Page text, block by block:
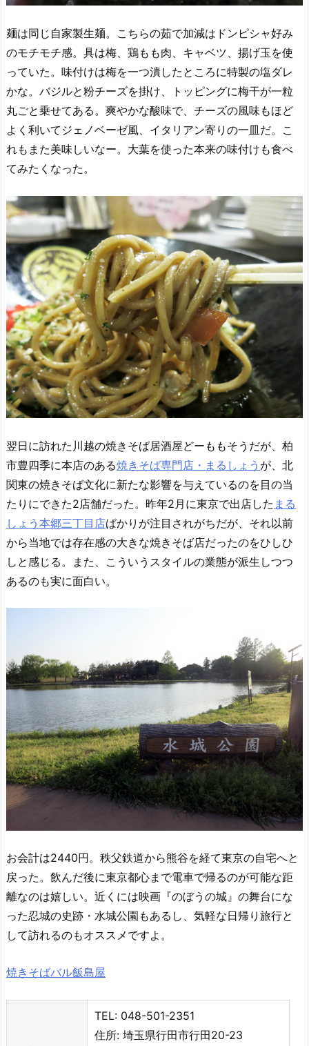
麺は同じ自家製生麺。こちらの茹で加減はドンピシャ好み
のモチモチ感。具は梅、鶏もも肉、キャベツ、揚げ玉を使
っていた。味付けは梅を一つ潰したところに特製の塩ダレ
かな。バジルと粉チーズを掛け、トッピングに梅干が一粒
丸ごと乗せてある。爽やかな酸味で、チーズの風味もほど
よく利いてジェノベーゼ風、イタリアン寄りの一皿だ。こ
れもまた美味しいなー。大葉を使った本来の味付けも食べ
てみたくなった。
翌日に訪れた川越の焼きそば居酒屋どーももそうだが、柏
市豊四季に本店のある焼きそば専門店・まるしょう が、北
関東の焼きそば文化に新たな影響を与えているのを目の当
たりにできた2店舗だった。昨年2月に東京で出店した まる
しょう本郷三丁目店ばかりが注目されがちだが、それ以前
から当地では存在感の大きな焼きそば店だったのをひしひ
しと感じる。また、こういうスタイルの業態が派生しつつ
あるのも実に面白い。
お会計は2440円。秩父鉄道から熊谷を経て東京の自宅へと
戻った。飲んだ後に東京都心まで電車で帰るのが可能な距
離なのは嬉しい。近くには映画『のぼうの城』の舞台にな
った忍城の史跡・水城公園もあるし、気軽な日帰り旅行と
して訪れるのもオススメですよ。
焼きそばバル飯島屋
TEL: 048-501-2351
住所: 埼玉県行田市行田20-23